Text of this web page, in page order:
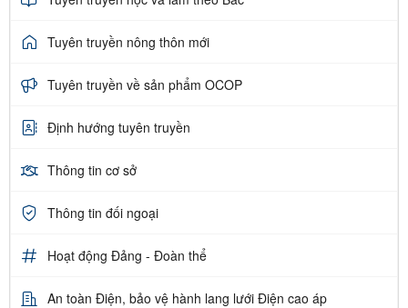
Tuyên truyền nông thôn mới
Tuyên truyền về sản phẩm OCOP
Định hướng tuyên truyền
Thông tin cơ sở
Thông tin đối ngoại
Hoạt động Đảng - Đoàn thể
An toàn Điện, bảo vệ hành lang lưới Điện cao áp